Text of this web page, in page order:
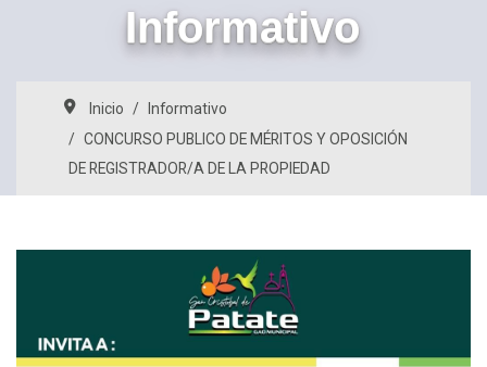
Informativo
Inicio
Informativo
CONCURSO PUBLICO DE MÉRITOS Y OPOSICIÓN
DE REGISTRADOR/A DE LA PROPIEDAD